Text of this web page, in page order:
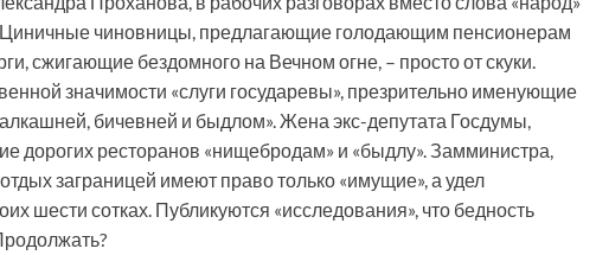
Циничные чиновницы, предлагающие голодающим пенсионерам
сжигающие бездомного на Вечном огне, – просто от скуки.
значимости «слуги государевы», презрительно именующие
бичевней и быдлом». Жена экс-депутата Госдумы,
дорогих ресторанов «нищебродам» и «быдлу». Замминистра,
заграницей имеют право только «имущие», а удел
шести сотках. Публикуются «исследования», что бедность